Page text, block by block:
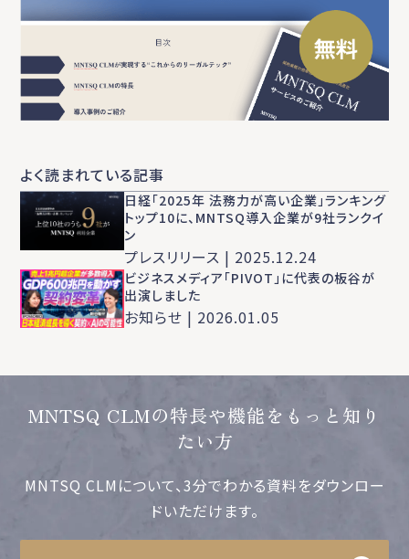
よく読まれている記事
日経「2025年 法務力が高い企業」ランキング
トップ10に、MNTSQ導入企業が9社ランクイ
ン
プレスリリース | 2025.12.24
ビジネスメディア「PIVOT」に代表の板谷が
出演しました
お知らせ | 2026.01.05
MNTSQ CLMの特長や機能をもっと知り
たい方
MNTSQ CLMについて、3分でわかる資料をダウンロー
ドいただけます。